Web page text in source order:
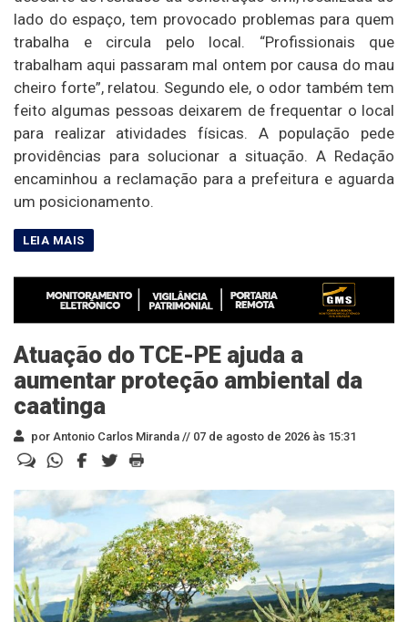
lado do espaço, tem provocado problemas para quem
trabalha e circula pelo local. “Profissionais que
trabalham aqui passaram mal ontem por causa do mau
cheiro forte”, relatou. Segundo ele, o odor também tem
feito algumas pessoas deixarem de frequentar o local
para realizar atividades físicas. A população pede
providências para solucionar a situação. A Redação
encaminhou a reclamação para a prefeitura e aguarda
um posicionamento.
Atuação do TCE-PE ajuda a
aumentar proteção ambiental da
caatinga
por Antonio Carlos Miranda // 07 de agosto de 2026 às 15:31